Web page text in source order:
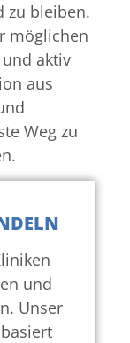
und
Unser
zu bleiben.
möglichen
aktiv
aus
Weg zu